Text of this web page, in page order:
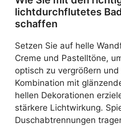
lichtdurchflutetes
schaffen
Setzen Sie auf helle
Creme und Pastelltöne,
optisch zu vergrößern
Kombination mit
hellen Dekorationen
stärkere Lichtwirkung.
Duschabtrennungen